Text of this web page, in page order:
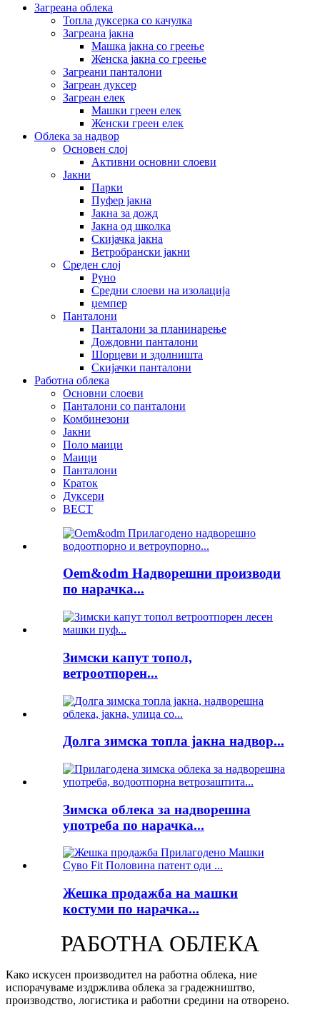
Загреана облека
Топла дуксерка со качулка
Загреана јакна
Машка јакна со греење
Женска јакна со греење
Загреани панталони
Загреан дуксер
Загреан елек
Машки греен елек
Женски греен елек
Облека за надвор
Основен слој
Активни основни слоеви
Јакни
Парки
Пуфер јакна
Јакна за дожд
Јакна од школка
Скијачка јакна
Ветробрански јакни
Среден слој
Руно
Средни слоеви на изолација
џемпер
Панталони
Панталони за планинарење
Дождовни панталони
Шорцеви и здолништа
Скијачки панталони
Работна облека
Основни слоеви
Панталони со панталони
Комбинезони
Јакни
Поло маици
Маици
Панталони
Краток
Дуксери
ВЕСТ
Oem&odm Надворешни производи
по нарачка...
Зимски капут топол,
ветроотпорен...
Долга зимска топла јакна надвор...
Зимска облека за надворешна
употреба по нарачка...
Жешка продажба на машки
костуми по нарачка...
РАБОТНА ОБЛЕКА
Како искусен производител на работна облека, ние
испорачуваме издржлива облека за градежништво,
производство, логистика и работни средини на отворено.